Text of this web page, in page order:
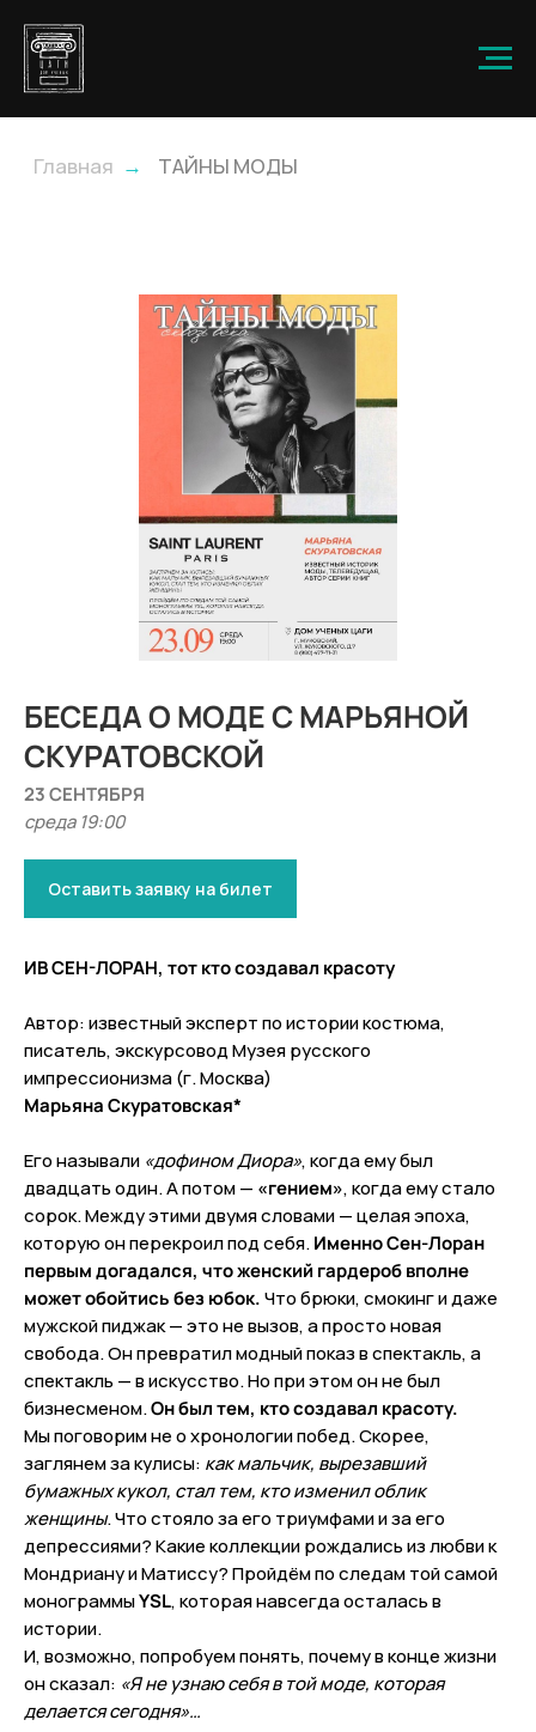
Главная → ТАЙНЫ МОДЫ
БЕСЕДА О МОДЕ С МАРЬЯНОЙ
СКУРАТОВСКОЙ
23 СЕНТЯБРЯ
среда 19:00
Оставить заявку на билет
ИВ СЕН-ЛОРАН, тот кто создавал красоту
Автор: известный эксперт по истории костюма,
писатель, экскурсовод Музея русского
импрессионизма (г. Москва)
Марьяна Скуратовская*
Его называли «дофином Диора», когда ему был
двадцать один. А потом — «гением», когда ему стало
сорок. Между этими двумя словами — целая эпоха,
которую он перекроил под себя.Именно Сен-Лоран
первым догадался, что женский гардероб вполне
может обойтись без юбок.Что брюки, смокинг и даже
мужской пиджак — это не вызов, а просто новая
свобода. Он превратил модный показ в спектакль, а
спектакль — в искусство. Но при этом он не был
бизнесменом.Он был тем, кто создавал красоту.
Мы поговорим не о хронологии побед. Скорее,
заглянем за кулисы: как мальчик, вырезавший
бумажных кукол, стал тем, кто изменил облик
женщины. Что стояло за его триумфами и за его
депрессиями? Какие коллекции рождались из любви к
Мондриану и Матиссу? Пройдём по следам той самой
монограммыYSL, которая навсегда осталась в
истории.
И, возможно, попробуем понять, почему в конце жизни
он сказал: «Я не узнаю себя в той моде, которая
делается сегодня»…